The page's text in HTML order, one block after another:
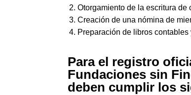
Otorgamiento de la escritura de
Creación de una nómina de
Preparación de libros
Para el registro
Fundaciones sin
deben cumplir los